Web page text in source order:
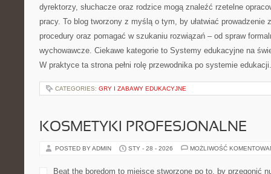
dyrektorzy, słuchacze oraz rodzice mogą znaleźć rzetelne
pracy. To blog tworzony z myślą o tym, by ułatwiać prowadzenie
procedury oraz pomagać w szukaniu rozwiązań – od spraw
wychowawcze. Ciekawe kategorie to Systemy edukacyjne na
W praktyce ta strona pełni rolę przewodnika po systemie
CATEGORIES: GRY I ZABAWY EDUKACYJNE
KOSMETYKI PROFESJONALNE
POSTED BY ADMIN STY - 28 - 2026 MOŻLIWOŚĆ
Beat the boredom to miejsce stworzone po to, by przegonić